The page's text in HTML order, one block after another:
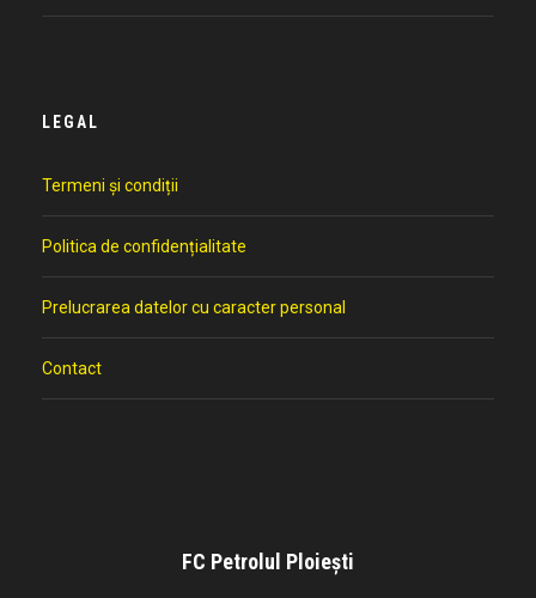
LEGAL
Termeni și condiții
Politica de confidențialitate
Prelucrarea datelor cu caracter personal
Contact
FC Petrolul Ploiești